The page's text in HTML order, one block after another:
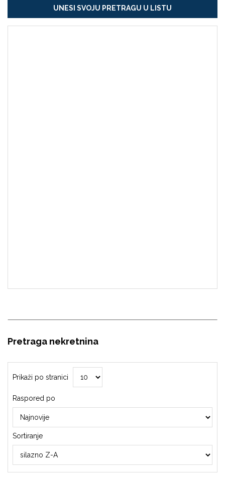
UNESI SVOJU PRETRAGU U LISTU
Pretraga nekretnina
Prikaži po stranici
Raspored po
Sortiranje